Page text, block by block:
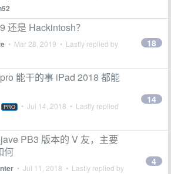
还是 Hackintosh？
• Mar 28, 2019 • Lastly replied by 18
能干的事 iPad 2018 都能
PRO • Jul 14, 2018 • Lastly replied
14
PB3 版本的 V 友，主要
何
• Jul 11, 2018 • Lastly replied by
4